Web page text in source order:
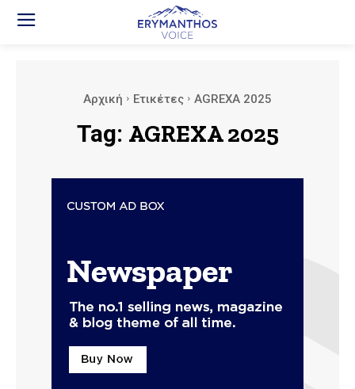
Αρχική Ετικέτες AGREXA 2025
Tag: AGREXA 2025